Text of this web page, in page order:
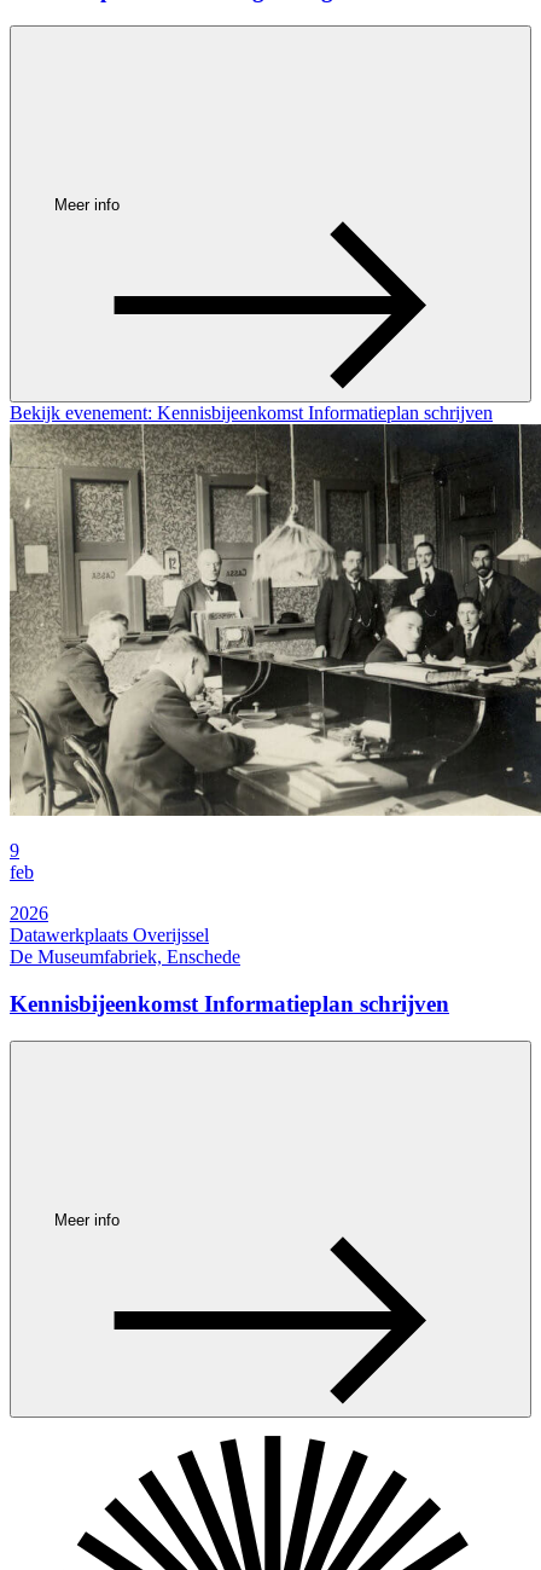
Meer info
Bekijk evenement: Kennisbijeenkomst Informatieplan schrijven
9
feb
2026
Datawerkplaats Overijssel
De Museumfabriek, Enschede
Kennisbijeenkomst Informatieplan schrijven
Meer info